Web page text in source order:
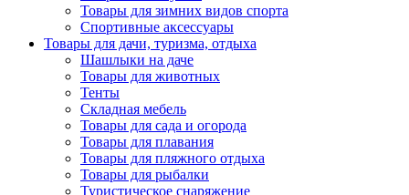
Товары для зимних видов спорта
Спортивные аксессуары
Товары для дачи, туризма, отдыха
Шашлыки на даче
Товары для животных
Тенты
Складная мебель
Товары для сада и огорода
Товары для плавания
Товары для пляжного отдыха
Товары для рыбалки
Туристическое снаряжение